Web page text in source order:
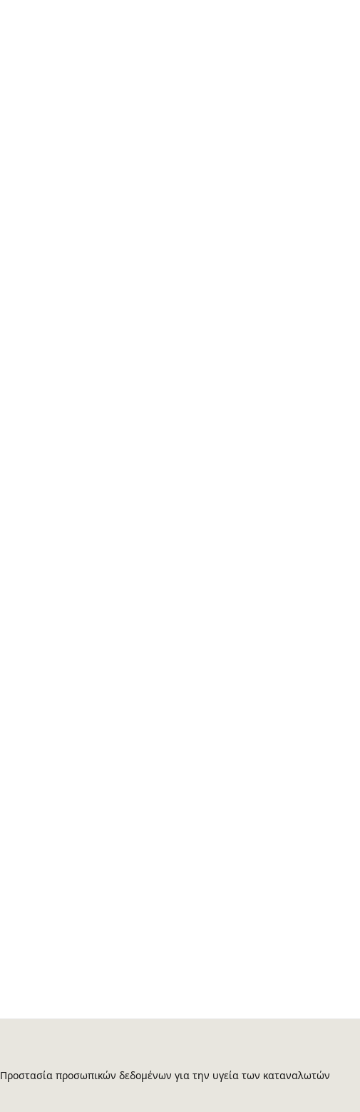
Προστασία προσωπικών δεδομένων για την υγεία των καταναλωτών